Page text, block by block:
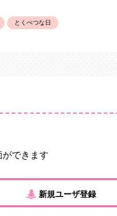
とくべつな日
ができます
新規ユーザ登録